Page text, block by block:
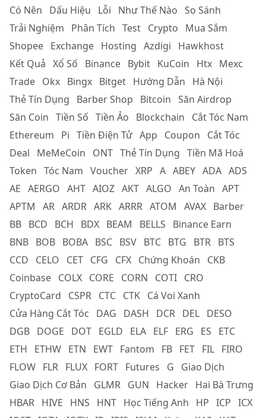
Có Nên
Dấu Hiệu Lỗi Như Thế Nào So Sánh
Trải Nghiệm
Phân Tích Test Crypto
Mua Sắm
Shopee Exchange Hosting Azdigi
Hawkhost
Kết Quả Xổ Số Binance Bybit KuCoin Htx Mexc
Trade Okx Bingx Bitget Hướng Dẫn
Hà Nội
Thẻ Tín Dụng
Barber Shop Bitcoin Săn Airdrop
Săn Coin Tiền Số Tiền Ảo Blockchain
Cắt Tóc Nam
Ethereum
Pi Tiền Điện Tử App Coupon
Cắt Tóc
Deal
MeMeCoin ONT Thẻ Tín Dụng Tiền Mã Hoá
Token Tóc Nam Voucher XRP A ABEY ADA ADS
AE AERGO AHT AIOZ AKT ALGO An Toàn APT
APTM
AR ARDR ARK ARRR ATOM AVAX Barber
BB BCD BCH BDX BEAM BELLS
Binance Earn
BNB BOB BOBA BSC BSV BTC BTG BTR BTS
CCD
CELO CET CFG CFX Chứng Khoán
CKB
Coinbase COLX CORE CORN COTI CRO
CryptoCard
CSPR CTC CTK Cá Voi Xanh
Cửa Hàng Cắt Tóc
DAG DASH DCR DEL DESO
DGB DOGE DOT EGLD ELA ELF ERG ES
ETC
ETH
ETHW ETN EWT Fantom FB FET FIL FIRO
FLOW FLR FLUX FORT Futures G
Giao Dịch
Giao Dịch Cơ Bản
GLMR GUN Hacker Hai Bà Trưng
HBAR HIVE HNS HNT Học Tiếng Anh HP ICP ICX